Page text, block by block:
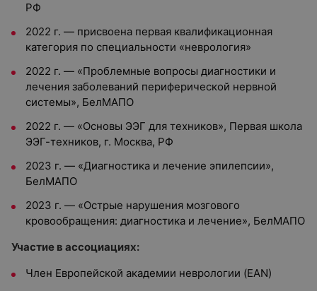
РФ
2022 г. — присвоена первая квалификационная
категория по специальности «неврология»
2022 г. — «Проблемные вопросы диагностики и
лечения заболеваний периферической нервной
системы», БелМАПО
2022 г. — «Основы ЭЭГ для техников», Первая школа
ЭЭГ-техников, г. Москва, РФ
2023 г. — «Диагностика и лечение эпилепсии»,
БелМАПО
2023 г. — «Острые нарушения мозгового
кровообращения: диагностика и лечение», БелМАПО
Участие в ассоциациях:
Член Европейской академии неврологии (EAN)